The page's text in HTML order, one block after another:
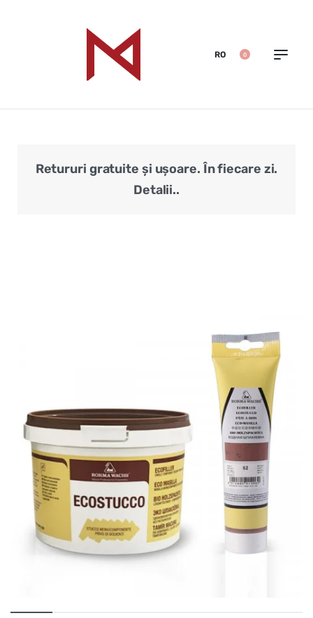
RO 0
Retururi gratuite și ușoare. În fiecare zi.
Detalii..